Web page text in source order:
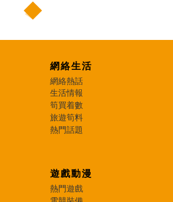
網絡生活
網絡熱話
生活情報
筍買着數
旅遊筍料
熱門話題
遊戲動漫
熱門遊戲